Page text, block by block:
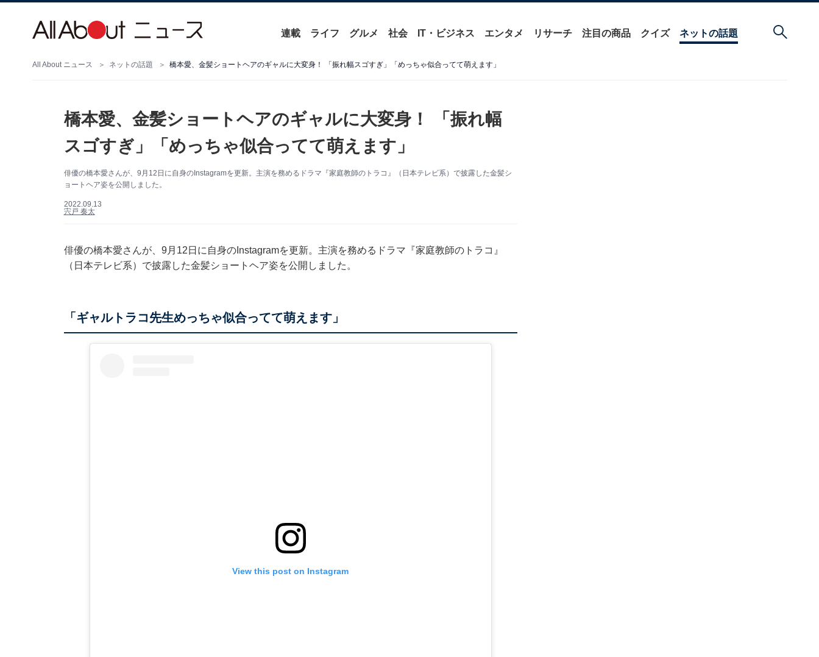
連載 ライフ グルメ 社会 IT・ビジネス エンタメ リサーチ 注目の商品 クイズ ネットの話題
All About ニュース ネットの話題 橋本愛、金髪ショートヘアのギャルに大変身！ 「振れ幅スゴすぎ」「めっちゃ似合ってて萌えます」
橋本愛、金髪ショートヘアのギャルに大変身！ 「振れ幅
スゴすぎ」「めっちゃ似合ってて萌えます」
俳優の橋本愛さんが、9月12日に自身のInstagramを更新。主演を務めるドラマ『家庭教師のトラコ』（日本テレビ系）で披露した金髪シ
ョートヘア姿を公開しました。
2022.09.13
宍戸 奏太
俳優の橋本愛さんが、9月12日に自身のInstagramを更新。主演を務めるドラマ『家庭教師のトラコ』
（日本テレビ系）で披露した金髪ショートヘア姿を公開しました。
「ギャルトラコ先生めっちゃ似合ってて萌えます」
View this post on Instagram